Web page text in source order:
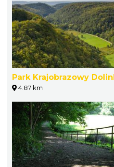
Park Krajobrazowy
4.87 km